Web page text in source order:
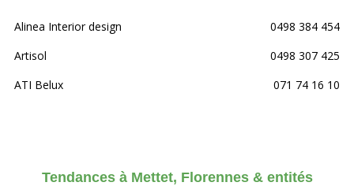
Alinea Interior design
0498 384 454
Artisol
0498 307 425
ATI Belux
071 74 16 10
Tendances à Mettet, Florennes & entités